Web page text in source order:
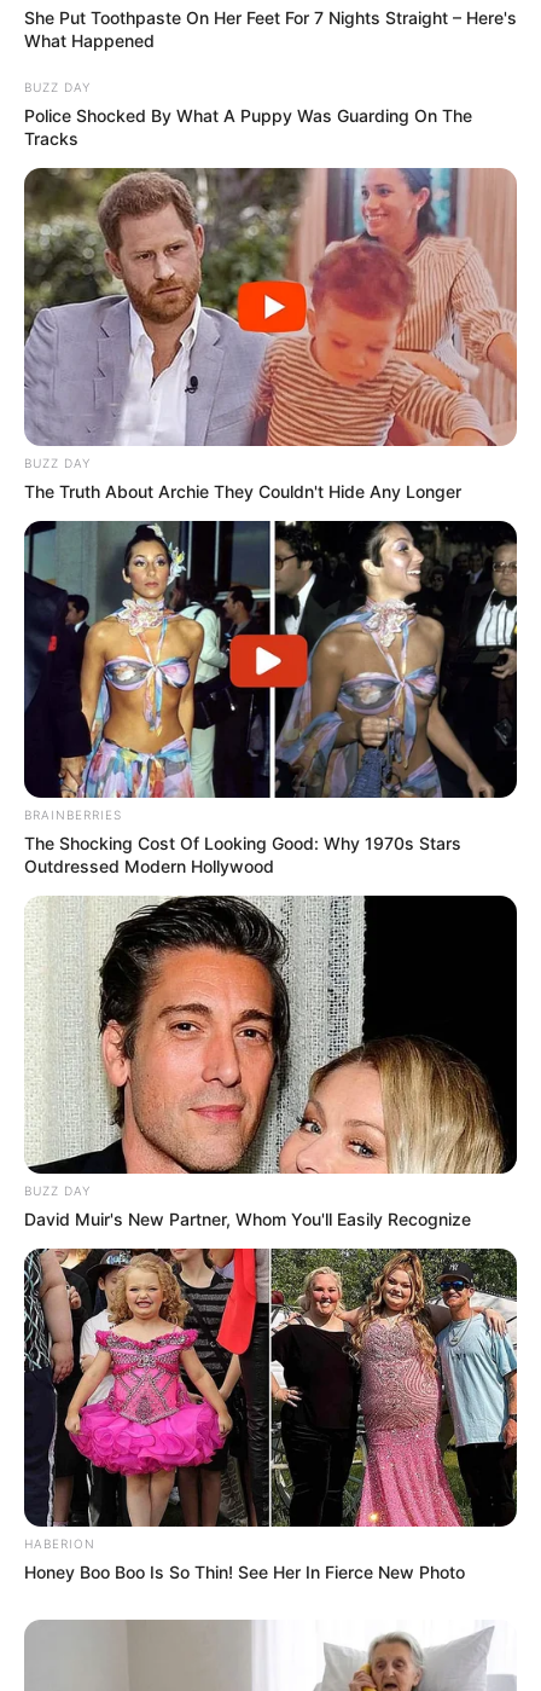
She Put Toothpaste On Her Feet For 7 Nights Straight – Here's
What Happened
BUZZ DAY
Police Shocked By What A Puppy Was Guarding On The
Tracks
BUZZ DAY
The Truth About Archie They Couldn't Hide Any Longer
BRAINBERRIES
The Shocking Cost Of Looking Good: Why 1970s Stars
Outdressed Modern Hollywood
BUZZ DAY
David Muir's New Partner, Whom You'll Easily Recognize
HABERION
Honey Boo Boo Is So Thin! See Her In Fierce New Photo